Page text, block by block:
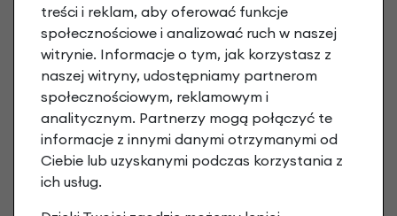
BEZPIECZNA PACZKA
Każda paczka jest ubezpieczona na pełną wartość roweru.
Rower możesz odpakować przy kurierze.
treści i reklam, aby oferować funkcje
społecznościowe i analizować ruch w naszej
witrynie. Informacje o tym, jak korzystasz z
naszej witryny, udostępniamy partnerom
społecznościowym, reklamowym i
analitycznym. Partnerzy mogą połączyć te
informacje z innymi danymi otrzymanymi od
Ciebie lub uzyskanymi podczas korzystania z
ich usług.